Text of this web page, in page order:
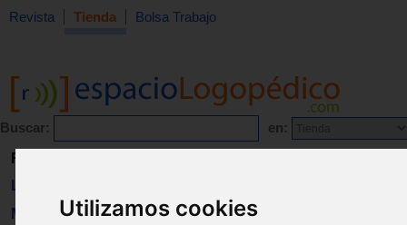
Utilizamos cookies
Revista Tienda Bolsa Trabajo
Buscar: en:
Revista
Libros
Material